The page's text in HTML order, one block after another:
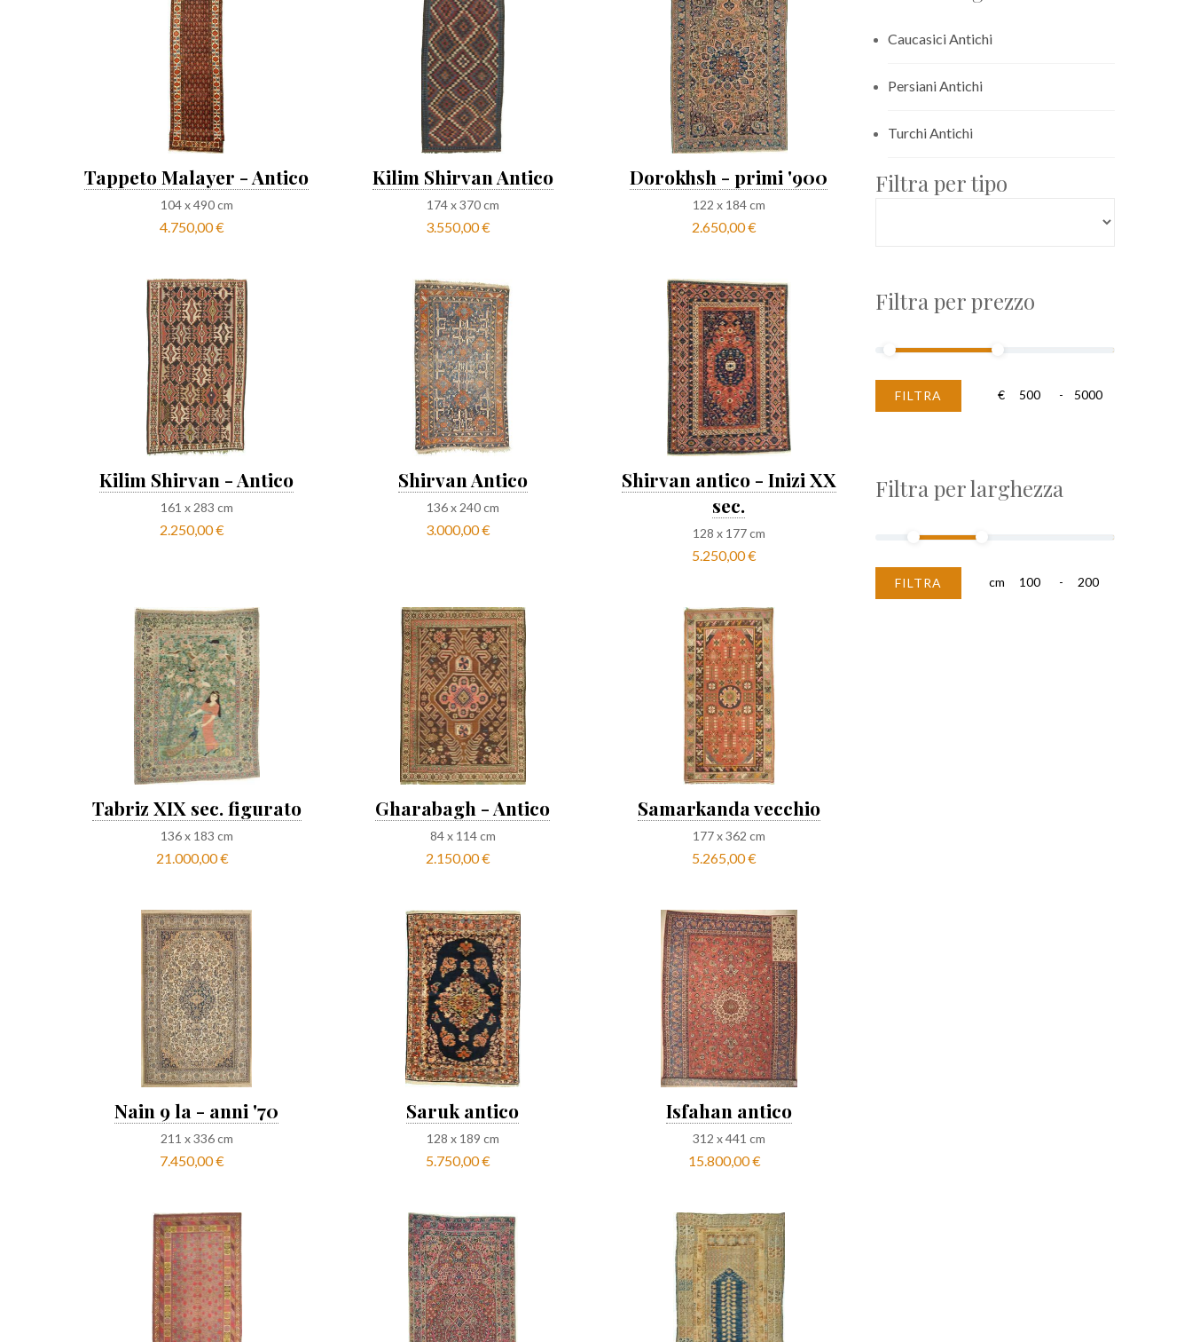
Tappeto Malayer - Antico
104x490cm
4.750,00 €
Kilim Shirvan Antico
174x370cm
3.550,00 €
Dorokhsh - primi '900
122 x 184cm
2.650,00 €
Kilim Shirvan - Antico
161 x 283 cm
2.250,00 €
Shirvan Antico
136x 240cm
3.000,00 €
Shirvan antico - Inizi XX
sec.
128 x 177cm
5.250,00 €
Tabriz XIX sec. figurato
136x 183 cm
21.000,00 €
Gharabagh - Antico
84x 114cm
2.150,00 €
Samarkanda vecchio
177x362 cm
5.265,00 €
Nain 9 la - anni '70
211 x336cm
7.450,00 €
Saruk antico
128 x 189 cm
5.750,00 €
Isfahan antico
312 x441 cm
15.800,00 €
Caucasici Antichi
Persiani Antichi
Turchi Antichi
Filtra per tipo
Filtra per prezzo
€ -
FILTRA
Filtra per larghezza
cm -
FILTRA